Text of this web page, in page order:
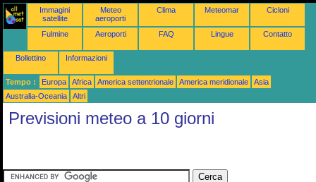
Immagini
satellite
Meteo
aeroporti
Clima Meteomar Cicloni
Fulmine Aeroporti FAQ Lingue Contatto
Bollettino Informazioni
Tempo : Europa Africa America settentrionale America meridionale
Asia
Australia-Oceania
Altri
Previsioni meteo a 10 giorni